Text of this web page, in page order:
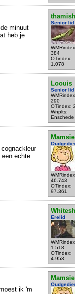
Senior lid
384
OTindex:
1.078
minuut
heb je
Loouis
Senior lid
290
OTindex:
Wnplts:
Enschede
Mamsie
46.743
OTindex:
97.361
een echte
Erelid
1.518
OTindex:
4.953
Mamsie
ik 'm